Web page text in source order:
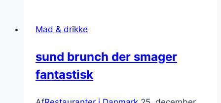
Mad & drikke
sund brunch der smager
fantastisk